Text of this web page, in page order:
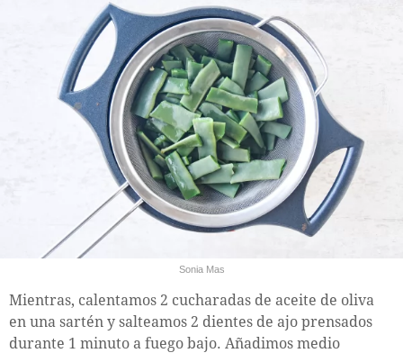
Sonia Mas
Mientras, calentamos 2 cucharadas de aceite de oliva
en una sartén y salteamos 2 dientes de ajo prensados
durante 1 minuto a fuego bajo. Añadimos medio